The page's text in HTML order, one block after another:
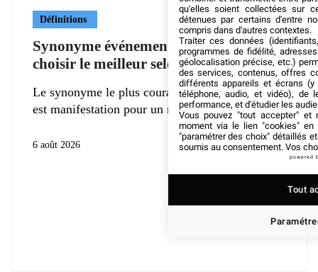
Définitions
Synonyme événement : comment
choisir le meilleur selon le contexte ?
Le synonyme le plus courant du mot événement
est manifestation pour un rassemblement
6 août 2026
qu'elles soient collectées sur
détenues par certains d'entre
compris dans d'autres contextes.
Traiter ces données
programmes de fidélité,
géolocalisation précise, etc.)
des services, contenus, offres
différents appareils et écrans (y
téléphone, audio, et vidéo), de
performance, et d'étudier les
Vous pouvez "tout accepter" et
moment via le lien "cookies" en
"paramétrer des choix" détaillés
soumis au consentement. Vos
powered
Tout